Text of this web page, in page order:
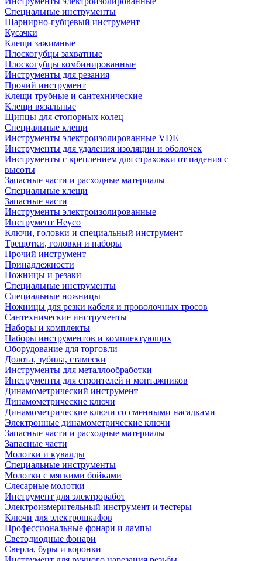
Специальные инструменты
Шарнирно-губцевый инструмент
Кусачки
Клещи зажимные
Плоскогубцы захватные
Плоскогубцы комбинированные
Инструменты для резания
Прочий инструмент
Клещи трубные и сантехнические
Kлещи вязальные
Щипцы для стопорных колец
Специальные клещи
Инструменты электроизолированные VDE
Инструменты для удаления изоляции и оболочек
Инструменты с креплением для страховки от падения с
высоты
Запасные части и расходные материалы
Специальные клещи
Запасные части
Инструменты электроизолированные
Инструмент Heyco
Ключи, головки и специальный инструмент
Трещотки, головки и наборы
Прочий инструмент
Принадлежности
Ножницы и резаки
Специальные инструменты
Специальные ножницы
Ножницы для резки кабеля и проволочных тросов
Сантехнические инструменты
Наборы и комплекты
Наборы инструментов и комплектующих
Оборудование для торговли
Долота, зубила, стамески
Инструменты для металлообработки
Инструменты для строителей и монтажников
Динамометрический инструмент
Динамометрические ключи
Динамометрические ключи со сменными насадками
Электронные динамометрические ключи
Запасные части и расходные материалы
Запасные части
Молотки и кувалды
Специальные инструменты
Молотки с мягкими бойками
Слесарные молотки
Инструмент для электроработ
Электроизмерительный инструмент и тестеры
Ключи для электрошкафов
Профессиональные фонари и лампы
Светодиодные фонари
Сверла, буры и коронки